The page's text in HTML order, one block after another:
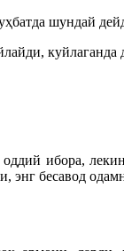
шундай
ибора,
энг бесавод